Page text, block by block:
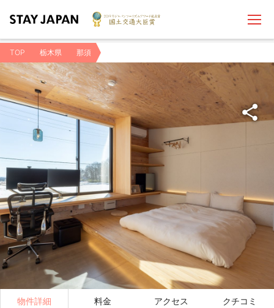
TOP 栃木県 那須
物件詳細 料金 アクセス クチコミ